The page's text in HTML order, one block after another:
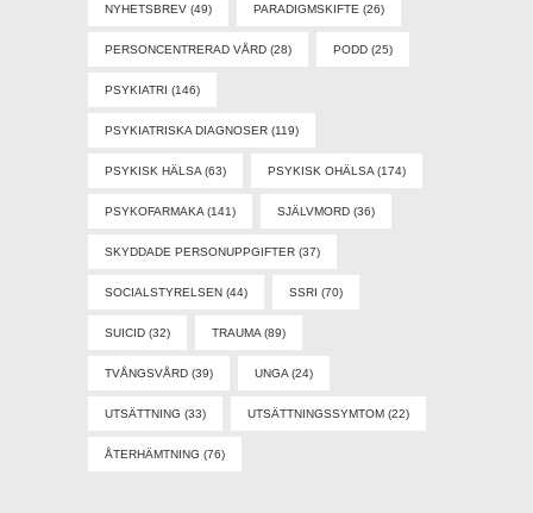
NYHETSBREV (49) PARADIGMSKIFTE (26)
PERSONCENTRERAD VÅRD (28) PODD (25)
PSYKIATRI (146)
PSYKIATRISKA DIAGNOSER (119)
PSYKISK HÄLSA (63) PSYKISK OHÄLSA (174)
PSYKOFARMAKA (141) SJÄLVMORD (36)
SKYDDADE PERSONUPPGIFTER (37)
SOCIALSTYRELSEN (44) SSRI (70)
SUICID (32) TRAUMA (89)
TVÅNGSVÅRD (39) UNGA (24)
UTSÄTTNING (33) UTSÄTTNINGSSYMTOM (22)
ÅTERHÄMTNING (76)